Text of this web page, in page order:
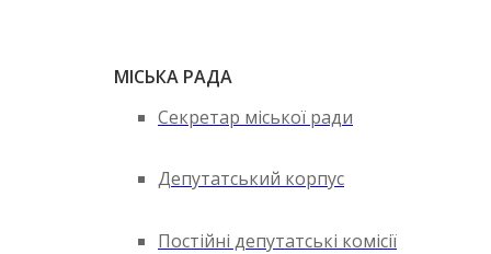
МІСЬКА РАДА
Секретар міської ради
Депутатський корпус
Постійні депутатські комісії